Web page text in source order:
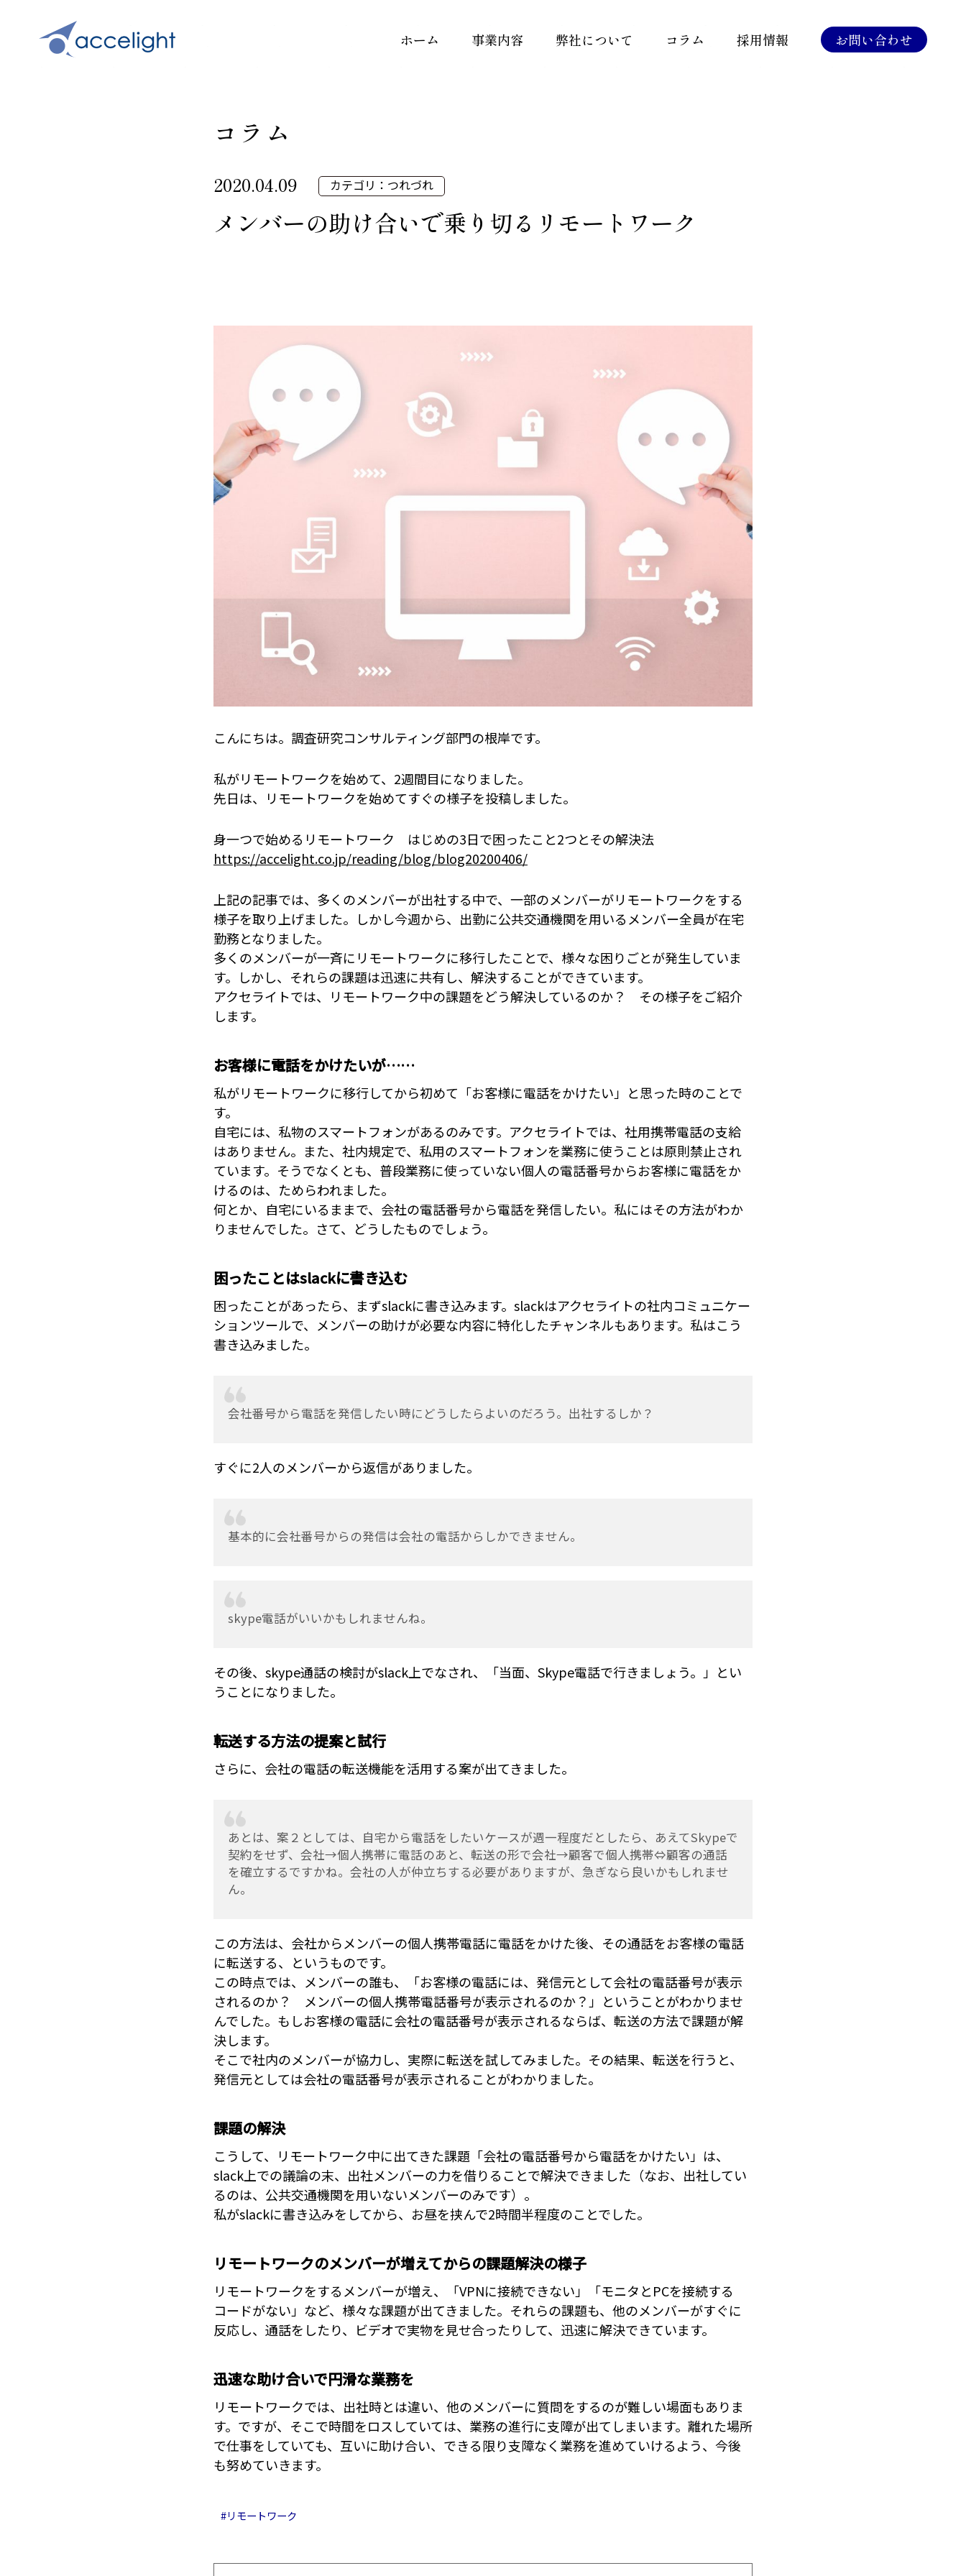
ホーム 事業内容 弊社について コラム 採用情報 お問い合わせ
コラム
2020.04.09 カテゴリ：つれづれ
メンバーの助け合いで乗り切るリモートワーク
こんにちは。調査研究コンサルティング部門の根岸です。
私がリモートワークを始めて、2週間目になりました。
先日は、リモートワークを始めてすぐの様子を投稿しました。
身一つで始めるリモートワーク はじめの3日で困ったこと2つとその解決法
https://accelight.co.jp/reading/blog/blog20200406/
上記の記事では、多くのメンバーが出社する中で、一部のメンバーがリモートワークをする
様子を取り上げました。しかし今週から、出勤に公共交通機関を用いるメンバー全員が在宅
勤務となりました。
多くのメンバーが一斉にリモートワークに移行したことで、様々な困りごとが発生していま
す。しかし、それらの課題は迅速に共有し、解決することができています。
アクセライトでは、リモートワーク中の課題をどう解決しているのか？ その様子をご紹介
します。
お客様に電話をかけたいが……
私がリモートワークに移行してから初めて「お客様に電話をかけたい」と思った時のことで
す。
自宅には、私物のスマートフォンがあるのみです。アクセライトでは、社用携帯電話の支給
はありません。また、社内規定で、私用のスマートフォンを業務に使うことは原則禁止され
ています。そうでなくとも、普段業務に使っていない個人の電話番号からお客様に電話をか
けるのは、ためらわれました。
何とか、自宅にいるままで、会社の電話番号から電話を発信したい。私にはその方法がわか
りませんでした。さて、どうしたものでしょう。
困ったことはslackに書き込む
困ったことがあったら、まずslackに書き込みます。slackはアクセライトの社内コミュニケー
ションツールで、メンバーの助けが必要な内容に特化したチャンネルもあります。私はこう
書き込みました。
会社番号から電話を発信したい時にどうしたらよいのだろう。出社するしか？
すぐに2人のメンバーから返信がありました。
基本的に会社番号からの発信は会社の電話からしかできません。
skype電話がいいかもしれませんね。
その後、skype通話の検討がslack上でなされ、「当面、Skype電話で行きましょう。」とい
うことになりました。
転送する方法の提案と試行
さらに、会社の電話の転送機能を活用する案が出てきました。
あとは、案２としては、自宅から電話をしたいケースが週一程度だとしたら、あえてSkypeで
契約をせず、会社→個人携帯に電話のあと、転送の形で会社→顧客で個人携帯⇔顧客の通話
を確立するですかね。会社の人が仲立ちする必要がありますが、急ぎなら良いかもしれませ
ん。
この方法は、会社からメンバーの個人携帯電話に電話をかけた後、その通話をお客様の電話
に転送する、というものです。
この時点では、メンバーの誰も、「お客様の電話には、発信元として会社の電話番号が表示
されるのか？ メンバーの個人携帯電話番号が表示されるのか？」ということがわかりませ
んでした。もしお客様の電話に会社の電話番号が表示されるならば、転送の方法で課題が解
決します。
そこで社内のメンバーが協力し、実際に転送を試してみました。その結果、転送を行うと、
発信元としては会社の電話番号が表示されることがわかりました。
課題の解決
こうして、リモートワーク中に出てきた課題「会社の電話番号から電話をかけたい」は、
slack上での議論の末、出社メンバーの力を借りることで解決できました（なお、出社してい
るのは、公共交通機関を用いないメンバーのみです）。
私がslackに書き込みをしてから、お昼を挟んで2時間半程度のことでした。
リモートワークのメンバーが増えてからの課題解決の様子
リモートワークをするメンバーが増え、「VPNに接続できない」「モニタとPCを接続する
コードがない」など、様々な課題が出てきました。それらの課題も、他のメンバーがすぐに
反応し、通話をしたり、ビデオで実物を見せ合ったりして、迅速に解決できています。
迅速な助け合いで円滑な業務を
リモートワークでは、出社時とは違い、他のメンバーに質問をするのが難しい場面もありま
す。ですが、そこで時間をロスしていては、業務の進行に支障が出てしまいます。離れた場所
で仕事をしていても、互いに助け合い、できる限り支障なく業務を進めていけるよう、今後
も努めていきます。
リモートワーク